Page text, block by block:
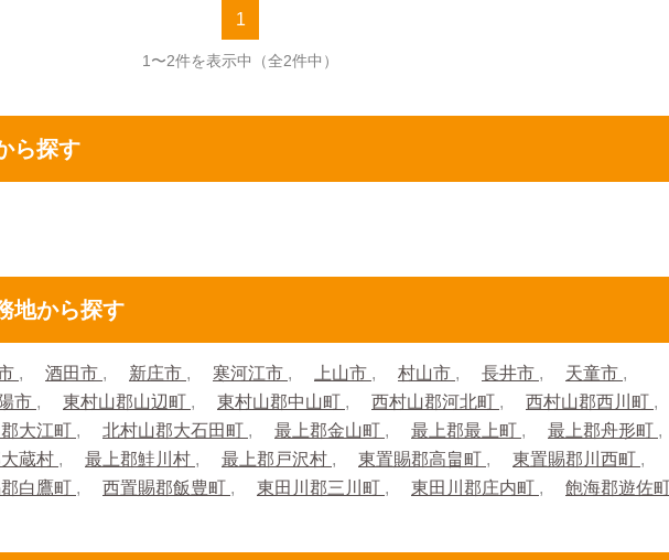
1
1〜2件を表示中 （全2件中）
ら探す
地から探す
酒田市 新庄市 寒河江市 上山市 村山市 長井市
天童市
市 東村山郡山辺町 東村山郡中山町 西村山郡河北町
西村山郡西川町
大江町 北村山郡大石田町 最上郡金山町 最上郡最上町
最上郡舟形町
蔵村 最上郡鮭川村 最上郡戸沢村 東置賜郡高畠町
東置賜郡川西町
白鷹町 西置賜郡飯豊町 東田川郡三川町 東田川郡庄内町 飽海郡遊佐